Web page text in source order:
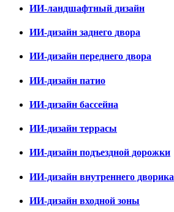
ИИ-ландшафтный дизайн
ИИ-дизайн заднего двора
ИИ-дизайн переднего двора
ИИ-дизайн патио
ИИ-дизайн бассейна
ИИ-дизайн террасы
ИИ-дизайн подъездной дорожки
ИИ-дизайн внутреннего дворика
ИИ-дизайн входной зоны